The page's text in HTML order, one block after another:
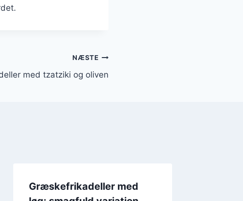
NÆSTE
med tzatziki og oliven
Græskefrikadeller med